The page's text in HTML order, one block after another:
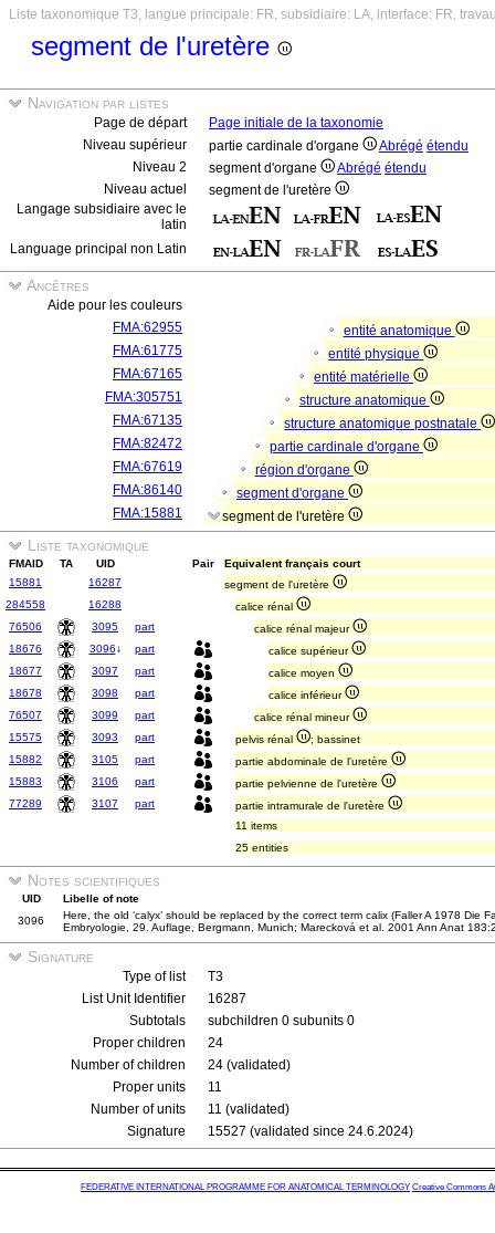
Liste taxonomique T3, langue principale: FR, subsidiaire: LA, interface: FR,
segment de l'uretère
Navigation par listes
Page de départ
Page initiale de la taxonomie
Niveau supérieur
partie cardinale d'organe Abrégé étendu
Niveau 2
segment d'organe Abrégé étendu
Niveau actuel
segment de l'uretère
Langage subsidiaire avec le
latin
Language principal non Latin
Ancêtres
Aide pour les couleurs
FMA:62955
entité anatomique
FMA:61775
entité physique
FMA:67165
entité matérielle
FMA:305751
structure anatomique
FMA:67135
structure anatomique postnatale
FMA:82472
partie cardinale d'organe
FMA:67619
région d'organe
FMA:86140
segment d'organe
FMA:15881
segment de l'uretère
Liste taxonomique
FMAID TA UID Pair
Equivalent français court
15881
16287
segment de l'uretère
284558
16288
calice rénal
76506
3095 part
calice rénal majeur
18676
3096↓ part
calice supérieur
18677
3097 part
calice moyen
18678
3098 part
calice inférieur
76507
3099 part
calice rénal mineur
15575
3093 part pelvis rénal
; bassinet
15882
3105 part
partie abdominale de l'uretère
15883
3106 part
partie pelvienne de l'uretère
77289
3107 part
partie intramurale de l'uretère
11 items
25 entities
Notes scientifiques
UID
Libelle of note
3096
Here, the old ‘calyx’ should be replaced by the correct term calix (Faller A 1978 Die
Embryologie, 29. Auflage, Bergmann, Munich; Marecková et al. 2001 Ann Anat
Signature
Type of list
T3
List Unit Identifier
16287
Subtotals
subchildren 0 subunits 0
Proper children
24
Number of children
24 (validated)
Proper units
11
Number of units
11 (validated)
Signature
15527 (validated since 24.6.2024)
FEDERATIVE INTERNATIONAL PROGRAMME FOR ANATOMICAL TERMINOLOGY Creative Commons